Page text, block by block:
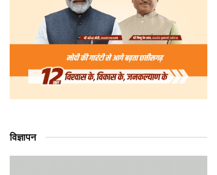
विज्ञापन